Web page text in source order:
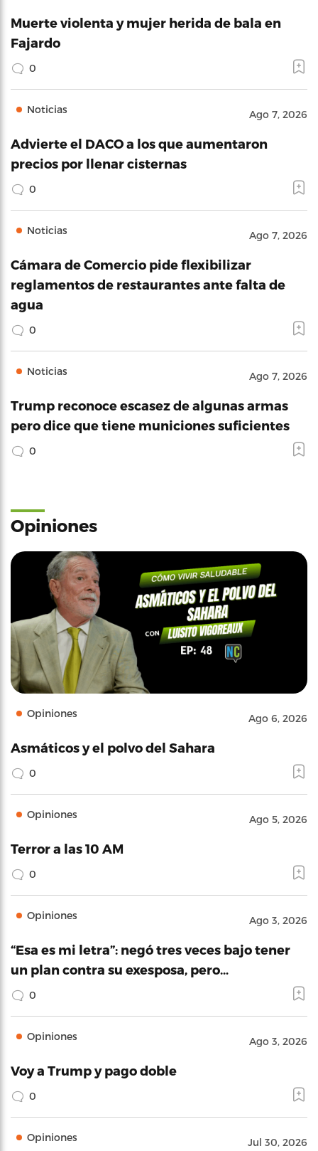
Muerte violenta y mujer herida de bala en
Fajardo
0
Noticias Ago 7, 2026
Advierte el DACO a los que aumentaron
precios por llenar cisternas
0
Noticias Ago 7, 2026
Cámara de Comercio pide flexibilizar
reglamentos de restaurantes ante falta de
agua
0
Noticias Ago 7, 2026
Trump reconoce escasez de algunas armas
pero dice que tiene municiones suficientes
0
Opiniones
Opiniones Ago 6, 2026
Asmáticos y el polvo del Sahara
0
Opiniones Ago 5, 2026
Terror a las 10 AM
0
Opiniones Ago 3, 2026
“Esa es mi letra”: negó tres veces bajo tener
un plan contra su exesposa, pero…
0
Opiniones Ago 3, 2026
Voy a Trump y pago doble
0
Opiniones Jul 30, 2026